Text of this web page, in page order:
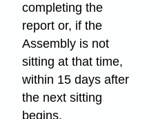
completing the
report or, if the
Assembly is not
sitting at that time,
within 15 days after
the next sitting
begins.